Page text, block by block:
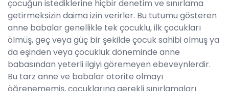
çocuğun istediklerine hiçbir denetim ve sınırlama
getirmeksizin daima izin verirler. Bu tutumu gösteren
anne babalar genellikle tek çocuklu, ilk çocukları
ölmüş, geç veya güç bir şekilde çocuk sahibi olmuş ya
da eşinden veya çocukluk döneminde anne
babasından yeterli ilgiyi göremeyen ebeveynlerdir.
Bu tarz anne ve babalar otorite olmayı